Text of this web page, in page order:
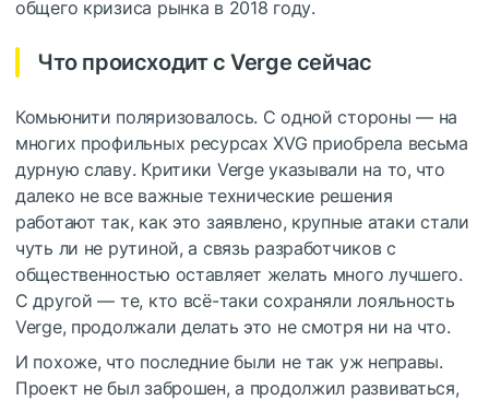
общего кризиса рынка в 2018 году.
Что происходит с Verge сейчас
Комьюнити поляризовалось. С одной стороны — на
многих профильных ресурсах XVG приобрела весьма
дурную славу. Критики Verge указывали на то, что
далеко не все важные технические решения
работают так, как это заявлено, крупные атаки стали
чуть ли не рутиной, а связь разработчиков с
общественностью оставляет желать много лучшего.
С другой — те, кто всё-таки сохраняли лояльность
Verge, продолжали делать это не смотря ни на что.
И похоже, что последние были не так уж неправы.
Проект не был заброшен, а продолжил развиваться,